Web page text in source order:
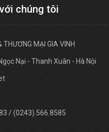
chúng tôi
MẠI GIA VINH
Nại - Thanh Xuân - Hà Nội
/ (0243).566.8585